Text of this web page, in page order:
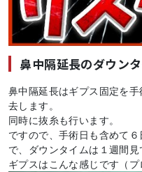
鼻中隔延長のダウン
鼻中隔延長はギプス固定を
去します。
同時に抜糸も行います。
ですので、手術日も含めて
で、ダウンタイムは１週間見
ギプスはこんな感じです（プ